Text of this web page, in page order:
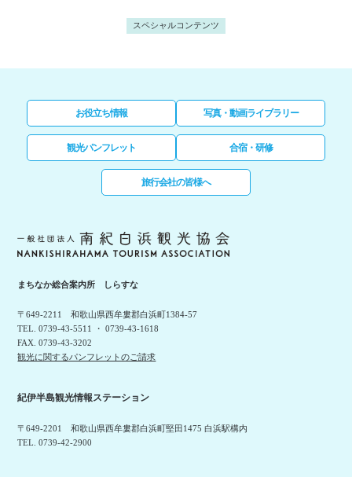
スペシャルコンテンツ
お役立ち情報 写真・動画ライブラリー
観光パンフレット 合宿・研修
旅行会社の皆様へ
まちなか総合案内所 しらすな
〒649-2211 和歌山県西牟婁郡白浜町1384-57
TEL. 0739-43-5511 ・ 0739-43-1618
FAX. 0739-43-3202
観光に関するパンフレットのご請求
紀伊半島観光情報ステーション
〒649-2201 和歌山県西牟婁郡白浜町堅田1475 白浜駅構内
TEL. 0739-42-2900